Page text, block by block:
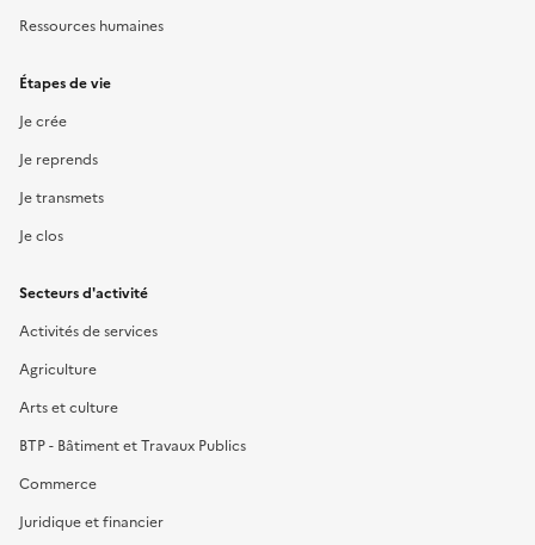
Ressources humaines
Étapes de vie
Je crée
Je reprends
Je transmets
Je clos
Secteurs d'activité
Activités de services
Agriculture
Arts et culture
BTP - Bâtiment et Travaux Publics
Commerce
Juridique et financier